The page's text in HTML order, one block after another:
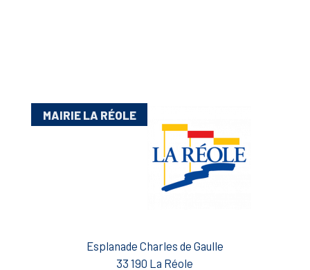
MAIRIE LA RÉOLE
Esplanade Charles de Gaulle
33 190 La Réole